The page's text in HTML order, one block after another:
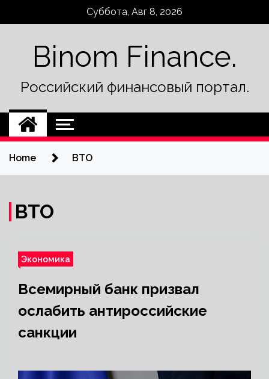
Суббота, Авг 8, 2026
Binom Finance.
Российский финансовый портал.
Home ВТО
ВТО
Экономика
Всемирный банк призвал
ослабить антироссийские
санкции